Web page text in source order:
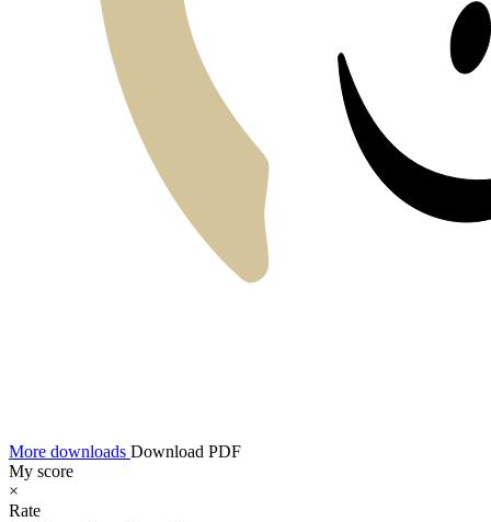
More downloads Download PDF
My score
×
Rate